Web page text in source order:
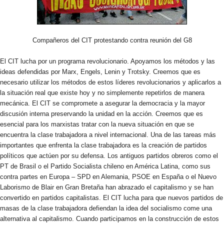
Compañeros del CIT protestando contra reunión del G8
El CIT lucha por un programa revolucionario. Apoyamos los métodos y las
ideas defendidas por Marx, Engels, Lenin y Trotsky. Creemos que es
necesario utilizar los métodos de estos líderes revolucionarios y aplicarlos a
la situación real que existe hoy y no simplemente repetirlos de manera
mecánica. El CIT se compromete a asegurar la democracia y la mayor
discusión interna preservando la unidad en la acción. Creemos que es
esencial para los marxistas tratar con la nueva situación en que se
encuentra la clase trabajadora a nivel internacional. Una de las tareas más
importantes que enfrenta la clase trabajadora es la creación de partidos
políticos que actúen por su defensa. Los antiguos partidos obreros como el
PT de Brasil o el Partido Socialista chileno en América Latina, como sus
contra partes en Europa – SPD en Alemania, PSOE en España o el Nuevo
Laborismo de Blair en Gran Bretaña han abraza­do el capitalismo y se han
convertido en partidos capitalistas. El CIT lucha para que nuevos partidos de
masas de la clase trabajadora defiendan la idea del socialismo come una
alternativa al capitalis­mo. Cuando participamos en la construcción de estos